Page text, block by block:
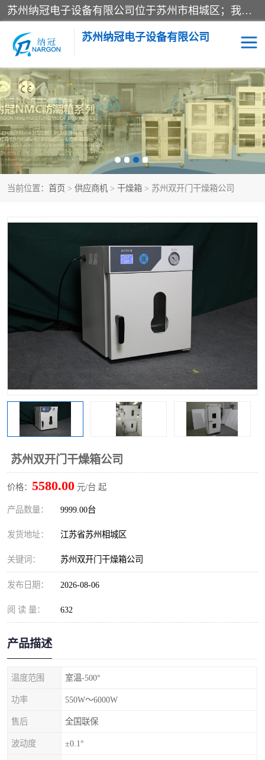
苏州纳冠电子设备有限公司位于苏州市相城区；我司依托国外先进技术结合国内用户的需求，为客户提供具有WMS功能的超低湿快速除湿电子防潮，压缩空气连续干燥柜、智能物料管理氮气储物柜、自制氮氮气柜、防潮氮气组合柜、不锈钢洁净氮气柜、洁净储物柜、石墨舟柜、亮灯导引丝网板存储柜、PCB柔性板气密干燥柜等
苏州纳冠电子设备有限公司
当前位置： 首页 > 供应商机 > 干燥箱 > 苏州双开门干燥箱公司
苏州双开门干燥箱公司
价格： 5580.00 元/台 起
产品数量： 9999.00台
发货地址： 江苏省苏州相城区
关键词： 苏州双开门干燥箱公司
发布日期： 2026-08-06
阅 读 量： 632
产品描述
温度范围 室温-500°
功率 550W～6000W
售后 全国联保
波动度 ±0.1°
电子防潮箱 氮气柜
智能料架 干燥箱